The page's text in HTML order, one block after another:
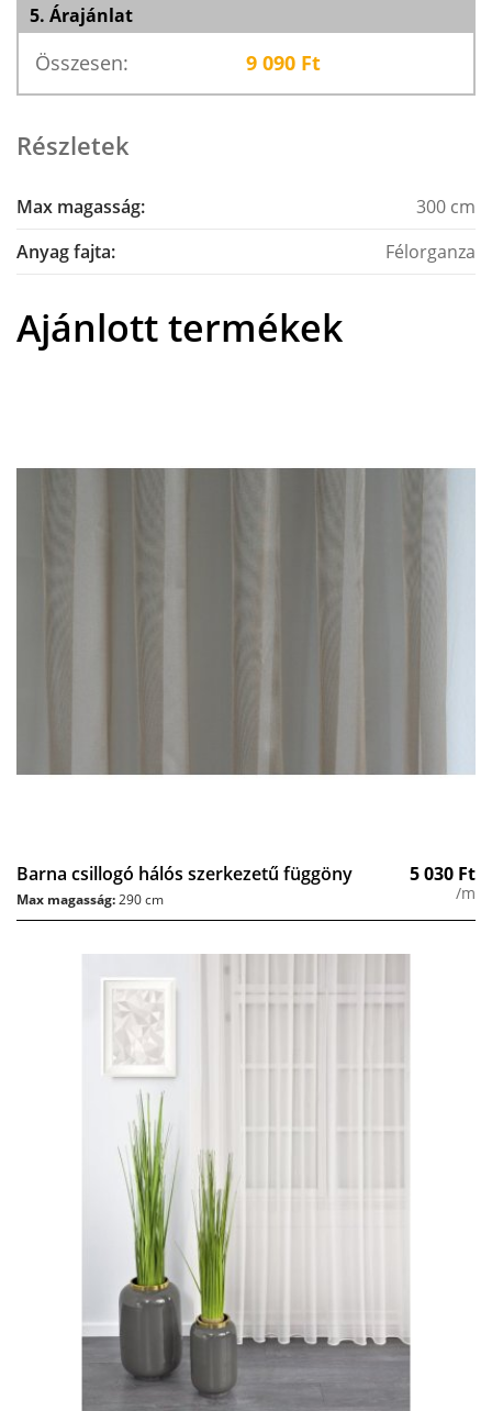
5. Árajánlat
Összesen: 9 090 Ft
Részletek
Max magasság:
300 cm
Anyag fajta:
Félorganza
Ajánlott termékek
Barna csillogó hálós szerkezetű függöny 5 030 Ft
/m
Max magasság:290 cm